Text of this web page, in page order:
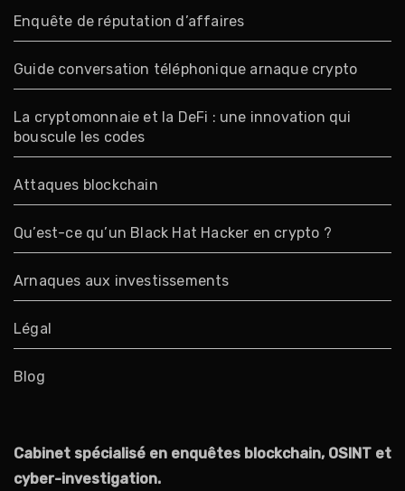
Enquête de réputation d’affaires
Guide conversation téléphonique arnaque crypto
La cryptomonnaie et la DeFi : une innovation qui
bouscule les codes
Attaques blockchain
Qu’est-ce qu’un Black Hat Hacker en crypto ?
Arnaques aux investissements
Légal
Blog
Cabinet spécialisé en enquêtes blockchain, OSINT et
cyber-investigation.